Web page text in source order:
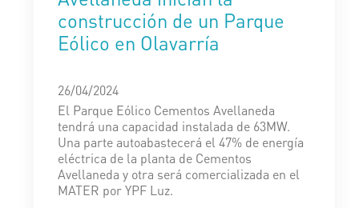
construcción de un Parque
Eólico en Olavarría
26/04/2024
El Parque Eólico Cementos Avellaneda
tendrá una capacidad instalada de 63MW.
Una parte autoabastecerá el 47% de energía
eléctrica de la planta de Cementos
Avellaneda y otra será comercializada en el
MATER por YPF Luz.